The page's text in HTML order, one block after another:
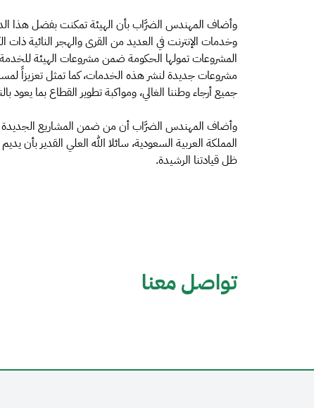
وأضاف المهندس الضرَّاب بأن الهيئة تمكنت بفضل هذا
وخدمات الإنترنت في العديد من القرى والهجر النائية ذات
المشروعات تمولها الحكومة ضمن مشروعات الهيئة للخدمة
مشروعات جديدة لنشر هذه الخدمات، كما تمثل تعزيزاً
جميع أرجاء وطننا الغالي، ومواكبة تطوير القطاع بما
وأضاف المهندس الضرَّاب أن من ضمن المشاريع الجديدة
المملكة العربية السعودية، سائلا الله العلي القدير بأن
ظل قيادتنا الرشيدة.
تواصل معنا